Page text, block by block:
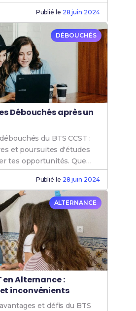
tes résultats.
Publié le 28 juin 2024
DÉBOUCHÉS
Débouchés après un
du BTS CCST :
et poursuites d'études
tes opportunités. Que
CCST ? Réponses ici.
Publié le 28 juin 2024
ALTERNANCE
en Alternance :
inconvénients
et défis du BTS